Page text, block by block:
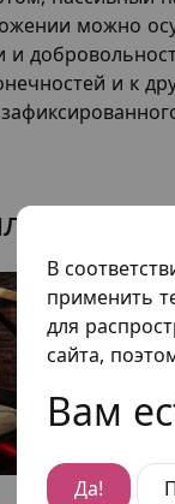
В
применить
для
сайта,
Вам
Да!
можно
и
и к
Измайлово
от 3200